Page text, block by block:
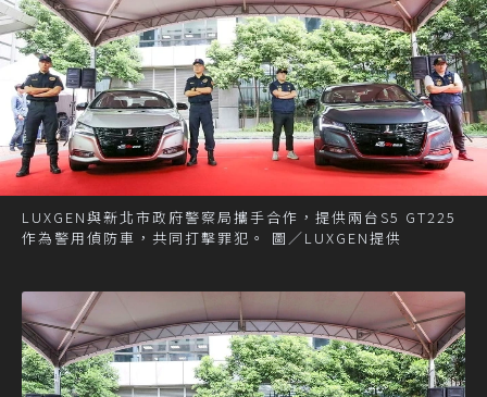
LUXGEN與新北市政府警察局攜手合作，提供兩台S5 GT225
作為警用偵防車，共同打擊罪犯。 圖／LUXGEN提供